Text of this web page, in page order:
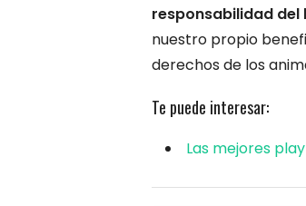
responsabilidad
nuestro propio
derechos de los
Te puede interesar:
Las mejores